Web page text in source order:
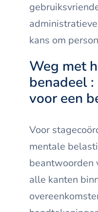
kans om
Weg met
benadeel
voor een
Voor
mentale
beantwoorden
alle kanten